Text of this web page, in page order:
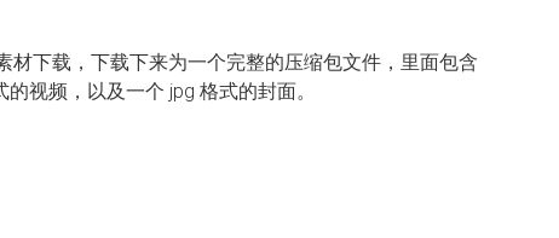
材下载，下载下来为一个完整的压缩包文件，里面包含
的视频，以及一个 jpg 格式的封面。